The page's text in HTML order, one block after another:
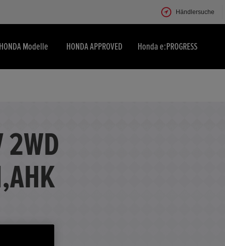
Händlersuche
Modelle HONDA APPROVED Honda e:PROGRESS
2WD